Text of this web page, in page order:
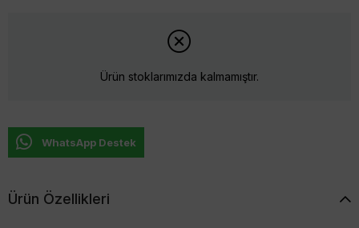
Ürün stoklarımızda kalmamıştır.
WhatsApp Destek
Ürün Özellikleri